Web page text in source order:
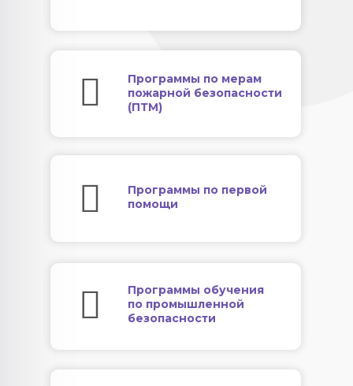
Программы по мерам
пожарной безопасности
(ПТМ)
Программы по первой
помощи
Программы обучения
по промышленной
безопасности